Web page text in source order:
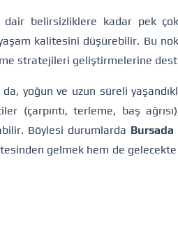
dair belirsizliklere kadar pek
kalitesini düşürebilir. Bu
stratejileri geliştirmelerine
yoğun ve uzun süreli
(çarpıntı, terleme, baş
Böylesi durumlarda
gelmek hem de